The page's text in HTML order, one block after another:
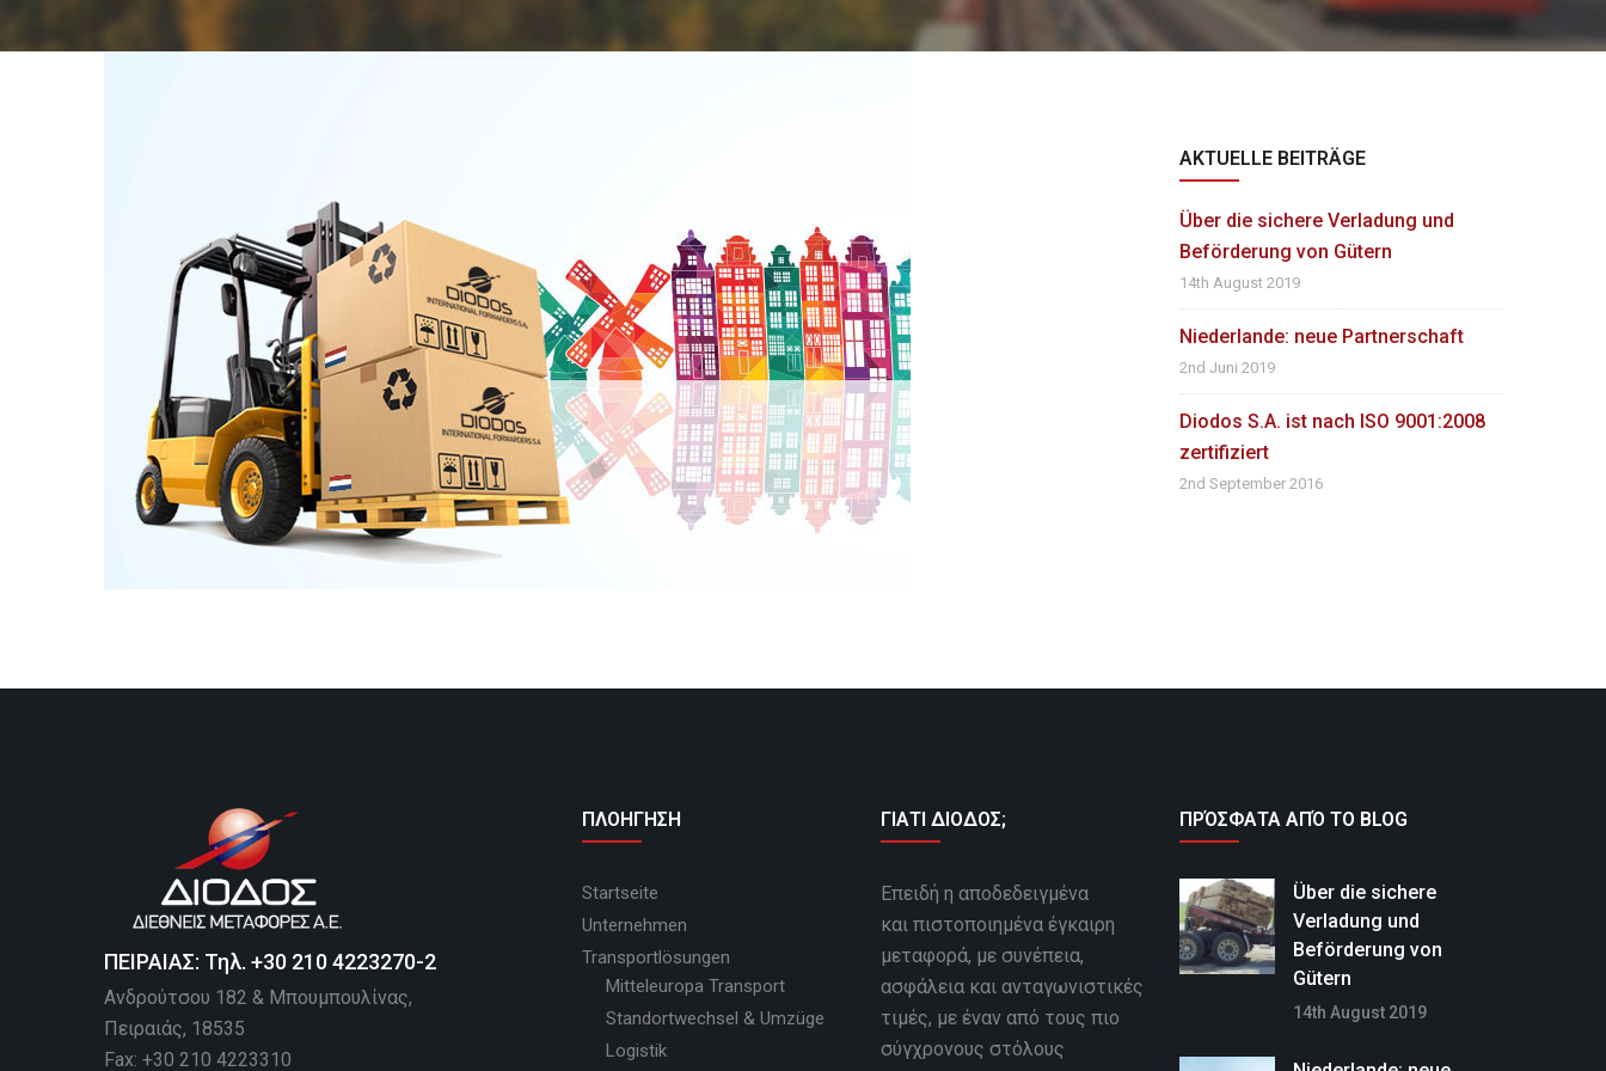
AKTUELLE BEITRÄGE
Über die sichere Verladung und
Beförderung von Gütern
14th August 2019
Niederlande: neue Partnerschaft
2nd Juni 2019
Diodos S.A. ist nach ISO 9001:2008
zertifiziert
2nd September 2016
ΠΕΙΡΑΙΑΣ: Τηλ. +30 210 4223270-2
Ανδρούτσου 182 & Μπουμπουλίνας,
Πειραιάς, 18535
Fax: +30 210 4223310
ΠΛΟΗΓΗΣΗ
Startseite
Unternehmen
Transportlösungen
Mitteleuropa Transport
Standortwechsel & Umzüge
Logistik
ΓΙΑΤΙ ΔΙΟΔΟΣ;
Επειδή η αποδεδειγμένα
και πιστοποιημένα έγκαιρη
μεταφορά, με συνέπεια,
ασφάλεια και ανταγωνιστικές
τιμές, με έναν από τους πιο
σύγχρονους στόλους
ΠΡΌΣΦΑΤΑ ΑΠΌ ΤΟ BLOG
Über die sichere
Verladung und
Beförderung von
Gütern
14th August 2019